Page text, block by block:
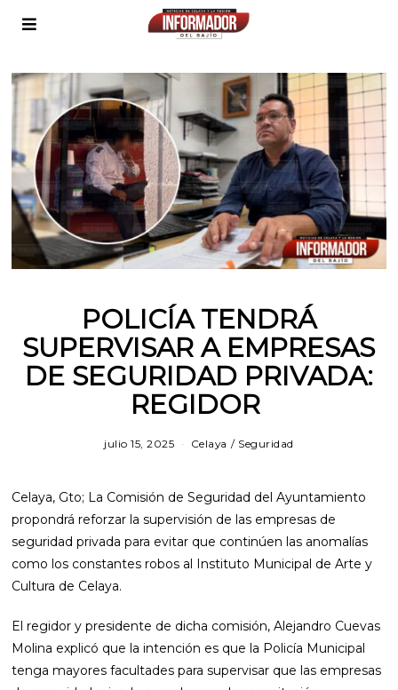
POLICÍA TENDRÁ
SUPERVISAR A EMPRESAS
DE SEGURIDAD PRIVADA:
REGIDOR
julio 15, 2025 Celaya / Seguridad
Celaya, Gto; La Comisión de Seguridad del Ayuntamiento
propondrá reforzar la supervisión de las empresas de
seguridad privada para evitar que continúen las anomalías
como los constantes robos al Instituto Municipal de Arte y
Cultura de Celaya.
El regidor y presidente de dicha comisión, Alejandro Cuevas
Molina explicó que la intención es que la Policía Municipal
tenga mayores facultades para supervisar que las empresas